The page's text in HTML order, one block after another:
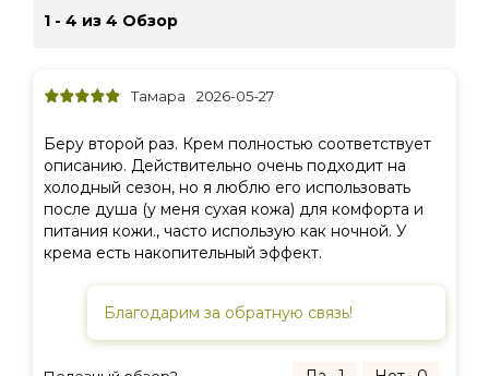
1 - 4 из 4 Обзор
Тамара 2026-05-27
Беру второй раз. Крем полностью соответствует
описанию. Действительно очень подходит на
холодный сезон, но я люблю его использовать
после душа (у меня сухая кожа) для комфорта и
питания кожи., часто использую как ночной. У
крема есть накопительный эффект.
Благодарим за обратную связь!